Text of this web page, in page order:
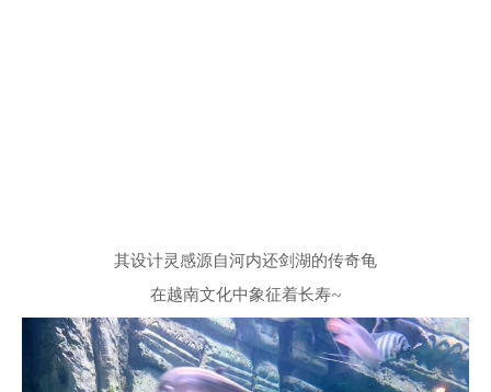
其设计灵感源自河内还剑湖的传奇龟
在越南文化中象征着长寿~